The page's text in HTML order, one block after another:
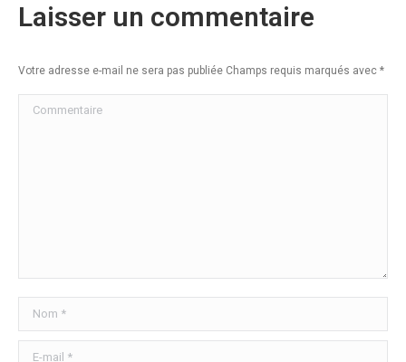
Laisser un commentaire
Votre adresse e-mail ne sera pas publiée Champs requis marqués avec *
Commentaire
Nom *
E-mail *